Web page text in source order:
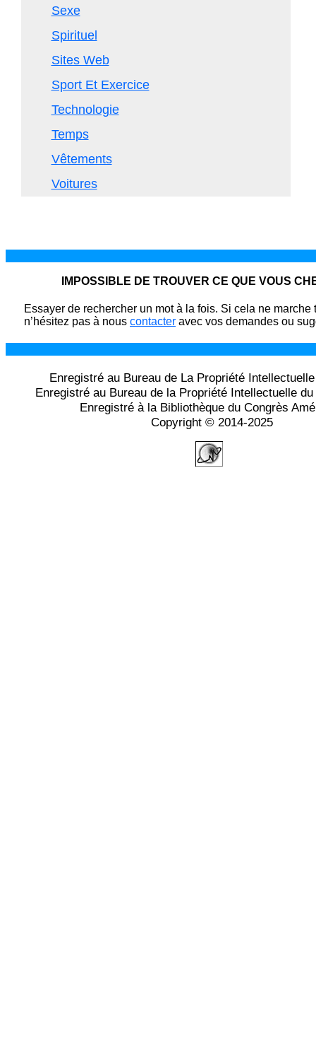
Sexe
Spirituel
Sites Web
Sport Et Exercice
Technologie
Temps
Vêtements
Voitures
IMPOSSIBLE DE TROUVER CE QUE VOUS
Essayer de rechercher un mot à la fois. Si cela ne marche
n’hésitez pas à nous contacter avec vos demandes ou
Enregistré au Bureau de La Propriété
Enregistré au Bureau de la Propriété Intellectuelle
Enregistré à la Bibliothèque du Congrès
Copyright © 2014-2025